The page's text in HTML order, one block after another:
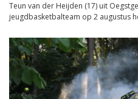
Teun van der Heijden (17) uit
jeugdbasketbalteam op 2 augustus